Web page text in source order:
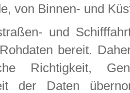
von Binnen- und
und
bereit.
Richtigkeit,
der Daten